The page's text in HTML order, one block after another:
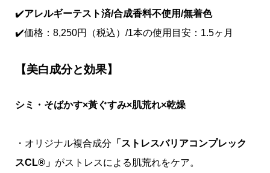
✔️アレルギーテスト済/合成香料不使用/無着色
✔️価格：8,250円（税込）/1本の使用目安：1.5ヶ月
【美白成分と効果】
シミ・そばかす×黃ぐすみ×肌荒れ×乾燥
・オリジナル複合成分 「ストレスバリアコンプレック
スCL®︎」 がストレスによる肌荒れをケア。